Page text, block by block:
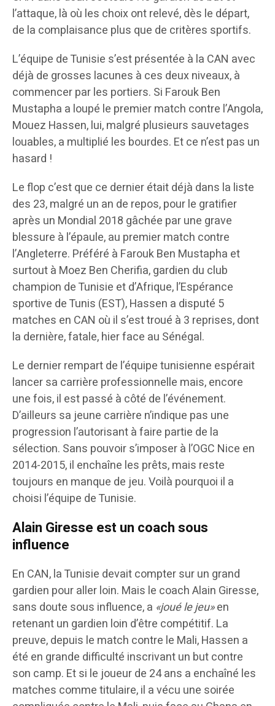
l’attaque, là où les choix ont relevé, dès le départ,
de la complaisance plus que de critères sportifs.
L’équipe de Tunisie s’est présentée à la CAN avec
déjà de grosses lacunes à ces deux niveaux, à
commencer par les portiers. Si Farouk Ben
Mustapha a loupé le premier match contre l’Angola,
Mouez Hassen, lui, malgré plusieurs sauvetages
louables, a multiplié les bourdes. Et ce n’est pas un
hasard !
Le flop c’est que ce dernier était déjà dans la liste
des 23, malgré un an de repos, pour le gratifier
après un Mondial 2018 gâchée par une grave
blessure à l’épaule, au premier match contre
l’Angleterre. Préféré à Farouk Ben Mustapha et
surtout à Moez Ben Cherifia, gardien du club
champion de Tunisie et d’Afrique, l’Espérance
sportive de Tunis (EST), Hassen a disputé 5
matches en CAN où il s’est troué à 3 reprises, dont
la dernière, fatale, hier face au Sénégal.
Le dernier rempart de l’équipe tunisienne espérait
lancer sa carrière professionnelle mais, encore
une fois, il est passé à côté de l’événement.
D’ailleurs sa jeune carrière n’indique pas une
progression l’autorisant à faire partie de la
sélection. Sans pouvoir s’imposer à l’OGC Nice en
2014-2015, il enchaîne les prêts, mais reste
toujours en manque de jeu. Voilà pourquoi il a
choisi l’équipe de Tunisie.
Alain Giresse est un coach sous
influence
En CAN, la Tunisie devait compter sur un grand
gardien pour aller loin. Mais le coach Alain Giresse,
sans doute sous influence, a «joué le jeu»en
retenant un gardien loin d’être compétitif. La
preuve, depuis le match contre le Mali, Hassen a
été en grande difficulté inscrivant un but contre
son camp. Et si le joueur de 24 ans a enchaîné les
matches comme titulaire, il a vécu une soirée